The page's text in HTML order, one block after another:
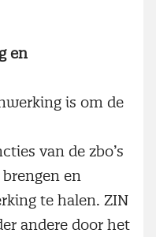
en
is om de
van de zbo’s
en
te halen. ZIN
andere door het